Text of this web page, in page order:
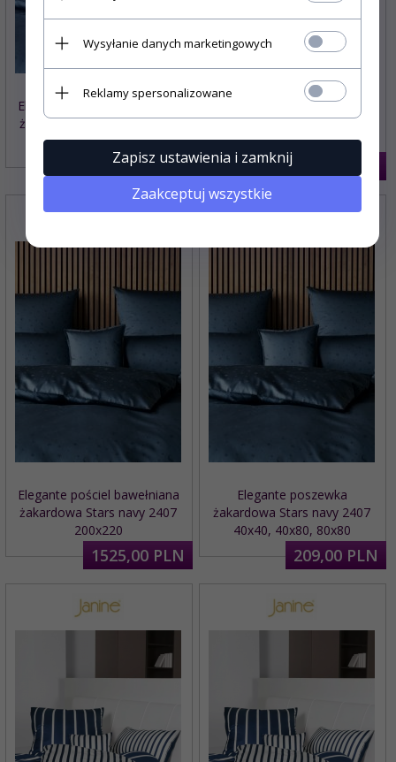
Elegante pościel bawełniana
żakardowa Stars navy 2407
135x200
725,00 PLN
Elegante pościel bawełniana
żakardowa Stars navy 2407
155x200
Elegante pościel bawełniana
żakardowa Stars navy 2407
200x220
1525,00 PLN
Elegante poszewka
żakardowa Stars navy 2407
40x40, 40x80, 80x80
209,00 PLN
Wysyłanie danych marketingowych
Reklamy spersonalizowane
Zapisz ustawienia i zamknij
Zaakceptuj wszystkie